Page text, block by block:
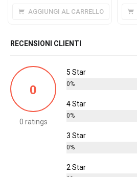
AGGIUNGI AL CARRELLO
RECENSIONI CLIENTI
0
0 ratings
5 Star
0%
4 Star
0%
3 Star
0%
2 Star